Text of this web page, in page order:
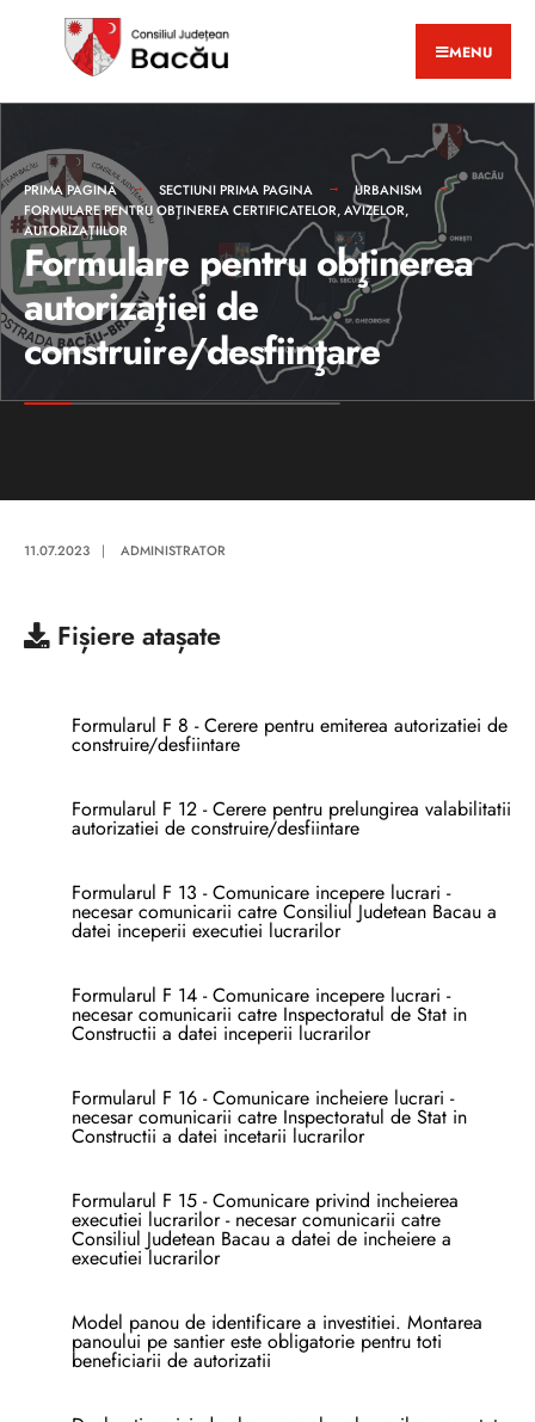
MENU
PRIMA PAGINĂ SECTIUNI PRIMA PAGINA
URBANISM
FORMULARE PENTRU OBŢINEREA CERTIFICATELOR, AVIZELOR,
AUTORIZAŢIILOR
Formulare pentru obţinerea
autorizaţiei de
construire/desfiinţare
11.07.2023 | ADMINISTRATOR
Fișiere atașate
Formularul F 8 - Cerere pentru emiterea autorizatiei de
construire/desfiintare
Formularul F 12 - Cerere pentru prelungirea valabilitatii
autorizatiei de construire/desfiintare
Formularul F 13 - Comunicare incepere lucrari -
necesar comunicarii catre Consiliul Judetean Bacau a
datei inceperii executiei lucrarilor
Formularul F 14 - Comunicare incepere lucrari -
necesar comunicarii catre Inspectoratul de Stat in
Constructii a datei inceperii lucrarilor
Formularul F 16 - Comunicare incheiere lucrari -
necesar comunicarii catre Inspectoratul de Stat in
Constructii a datei incetarii lucrarilor
Formularul F 15 - Comunicare privind incheierea
executiei lucrarilor - necesar comunicarii catre
Consiliul Judetean Bacau a datei de incheiere a
executiei lucrarilor
Model panou de identificare a investitiei. Montarea
panoului pe santier este obligatorie pentru toti
beneficiarii de autorizatii